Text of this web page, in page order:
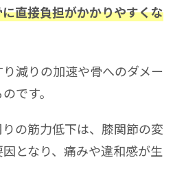
直接負担がかかりやすくな
減りの加速や骨へのダメー
です。
の筋力低下は、膝関節の変
となり、痛みや違和感が生